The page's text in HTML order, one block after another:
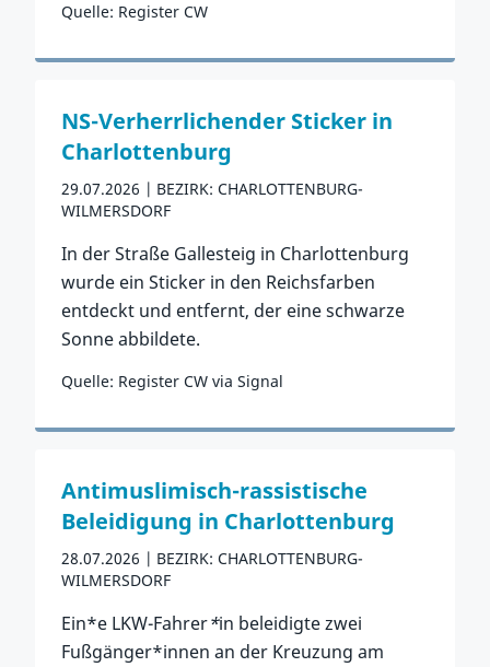
Quelle: Register CW
Zum Vorfall
NS-Verherrlichender Sticker in
Charlottenburg
29.07.2026
BEZIRK: CHARLOTTENBURG-
WILMERSDORF
In der Straße Gallesteig in Charlottenburg
wurde ein Sticker in den Reichsfarben
entdeckt und entfernt, der eine schwarze
Sonne abbildete.
Quelle: Register CW via Signal
Zum Vorfall
Antimuslimisch-rassistische
Beleidigung in Charlottenburg
28.07.2026
BEZIRK: CHARLOTTENBURG-
WILMERSDORF
Ein*e LKW-Fahrer*in beleidigte zwei
Fußgänger*innen an der Kreuzung am